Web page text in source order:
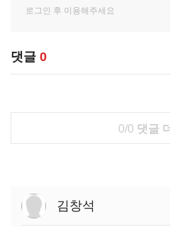
댓글 0
0/0 댓글
김창석